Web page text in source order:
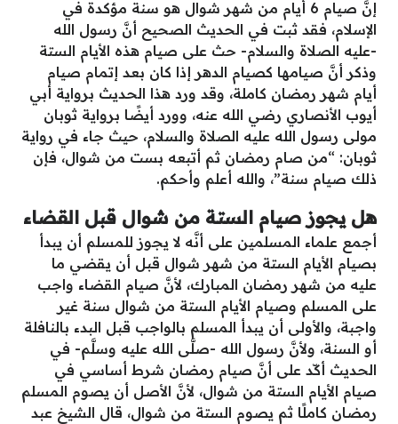
إنَّ صيام 6 أيام من شهر شوال هو سنة مؤكدة في
الإسلام، فقد ثبت في الحديث الصحيح أنَّ رسول الله
-عليه الصلاة والسلام- حث على صيام هذه الأيام الستة
وذكر أنَّ صيامها كصيام الدهر إذا كان بعد إتمام صيام
أيام شهر رمضان كاملة، وقد ورد هذا الحديث برواية أبي
أيوب الأنصاري رضي الله عنه، وورد أيضًا برواية ثوبان
مولى رسول الله عليه الصلاة والسلام، حيث جاء في رواية
ثوبان: “من صام رمضان ثم أتبعه بست من شوال، فإن
ذلك صيام سنة”، والله أعلم وأحكم.
هل يجوز صيام الستة من شوال قبل القضاء
أجمع علماء المسلمين على أنَّه لا يجوز للمسلم أن يبدأ
بصيام الأيام الستة من شهر شوال قبل أن يقضي ما
عليه من شهر رمضان المبارك، لأنَّ صيام القضاء واجب
على المسلم وصيام الأيام الستة من شوال سنة غير
واجبة، والأولى أن يبدأ المسلم بالواجب قبل البدء بالنافلة
أو السنة، ولأنَّ رسول الله -صلَّى الله عليه وسلَّم- في
الحديث أكّد على أنَّ صيام رمضان شرط أساسي في
صيام الأيام الستة من شوال، لأنَّ الأصل أن يصوم المسلم
رمضان كاملًا ثم يصوم الستة من شوال، قال الشيخ عبد